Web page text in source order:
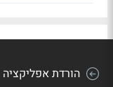
הורדת אפליקציה